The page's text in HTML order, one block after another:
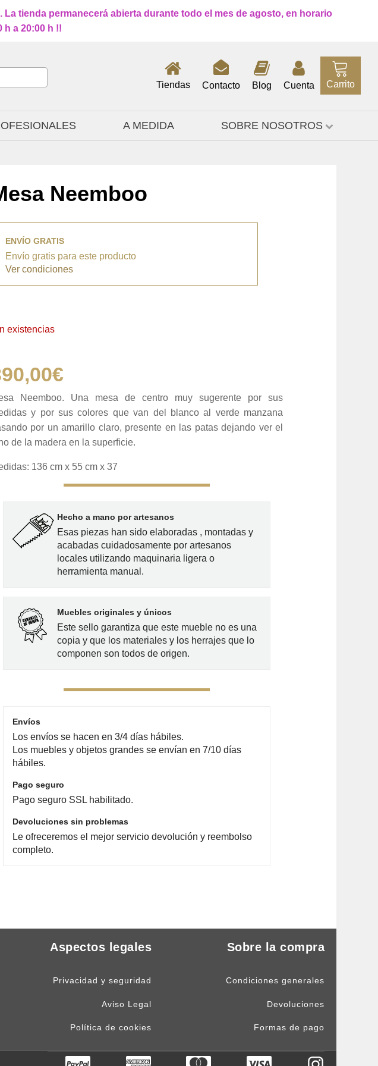
tienda permanecerá abierta durante todo el mes de agosto, en horario
h a 20:00 h !!
Tiendas Contacto Blog Cuenta Carrito
A MEDIDA SOBRE NOSOTROS
Neemboo
ENVÍO GRATIS
Envío gratis para este producto
Ver condiciones
existencias
€
Neemboo. Una mesa de centro muy sugerente por sus
y por sus colores que van del blanco al verde manzana
por un amarillo claro, presente en las patas dejando ver el
de la madera en la superficie.
136 cm x 55 cm x 37
Hecho a mano por artesanos
Esas piezas han sido elaboradas , montadas y
acabadas cuidadosamente por artesanos
locales utilizando maquinaria ligera o
herramienta manual.
Muebles originales y únicos
Este sello garantiza que este mueble no es una
copia y que los materiales y los herrajes que lo
componen son todos de origen.
Envíos
Los envíos se hacen en 3/4 días hábiles.
Los muebles y objetos grandes se envían en 7/10 días
hábiles.
Pago seguro
Pago seguro SSL habilitado.
Devoluciones sin problemas
Le ofreceremos el mejor servicio devolución y reembolso
completo.
Aspectos legales
Privacidad y seguridad
Aviso Legal
Política de cookies
Sobre la compra
Condiciones generales
Devoluciones
Formas de pago